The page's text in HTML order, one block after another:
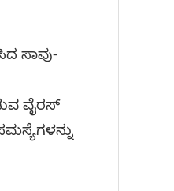
ಸಾವು-
ವೈರಸ್